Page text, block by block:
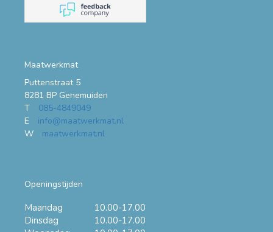
Maatwerkmat
Puttenstraat 5
8281 BP Genemuiden
T
085-4849049
E
info@maatwerkmat.nl
W
maatwerkmat.nl
Openingstijden
Maandag
10.00-17.00
Dinsdag
10.00-17.00